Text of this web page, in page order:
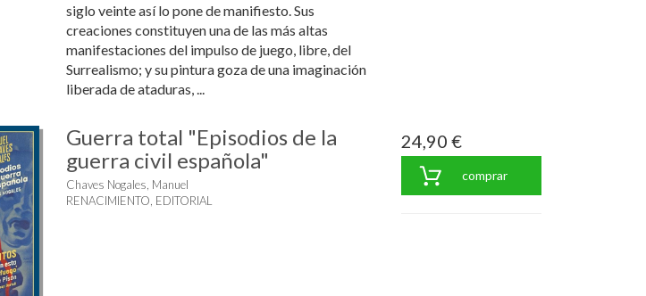
siglo veinte así lo pone de manifiesto. Sus
creaciones constituyen una de las más altas
manifestaciones del impulso de juego, libre, del
Surrealismo; y su pintura goza de una imaginación
liberada de ataduras, ...
Guerra total "Episodios de la
guerra civil española"
Chaves Nogales, Manuel
RENACIMIENTO, EDITORIAL
24,90 €
comprar